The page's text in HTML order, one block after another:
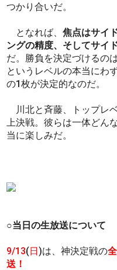
つかり合いだ。
となれば、焦点はサイ
ングの精度、そしてサイ
だ。勝負を決定づけるの
というレベルの本当にわ
の1枚が決定的なのだ。
川北と斉藤、トップレ
上決戦。彼らは一体どん
当に楽しみだ。
○当日の生放送について
9/13(日)は、神決定戦の
送！